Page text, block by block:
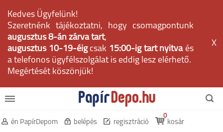
Kedves Ügyfelünk!
Szeretnénk tájékoztatni, hogy csomagpontunk
augusztus 8-án zárva tart,
augusztus 10-19-éig csak 15:00-ig tart nyitvaés
a telefonos ügyfélszolgálat is eddig lesz elérhető.
Megértését köszönjük!
X
én PapírDepom belépés regisztráció kosár
0